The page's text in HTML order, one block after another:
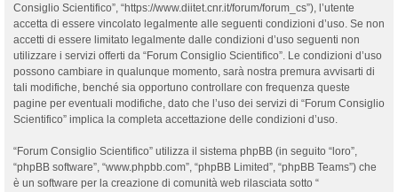
Consiglio Scientifico”, “https://www.diitet.cnr.it/forum/forum_cs”), l’utente
accetta di essere vincolato legalmente alle seguenti condizioni d’uso. Se non
accetti di essere limitato legalmente dalle condizioni d’uso seguenti non
utilizzare i servizi offerti da “Forum Consiglio Scientifico”. Le condizioni d’uso
possono cambiare in qualunque momento, sarà nostra premura avvisarti di
tali modifiche, benché sia opportuno controllare con frequenza queste
pagine per eventuali modifiche, dato che l’uso dei servizi di “Forum Consiglio
Scientifico” implica la completa accettazione delle condizioni d’uso.
“Forum Consiglio Scientifico” utilizza il sistema phpBB (in seguito “loro”,
“phpBB software”, “www.phpbb.com”, “phpBB Limited”, “phpBB Teams”) che
è un software per la creazione di comunità web rilasciata sotto “